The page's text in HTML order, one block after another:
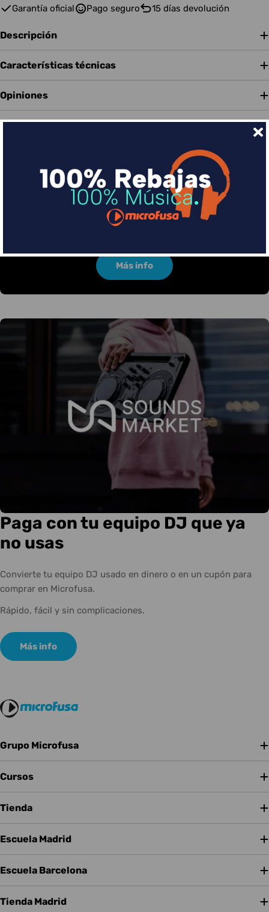
Garantía oficial Pago seguro 15 días devolución
Descripción
Características técnicas
Opiniones
Financia tus compras con Sequra
Divide en 3 sin coste o hasta en 18 meses por una
Más info
Paga con tu equipo DJ que ya
no usas
Convierte tu equipo DJ usado en dinero o en un cupón para
comprar en Microfusa.
Rápido, fácil y sin complicaciones.
Más info
Grupo Microfusa
Cursos
Tienda
Escuela Madrid
Escuela Barcelona
Tienda Madrid